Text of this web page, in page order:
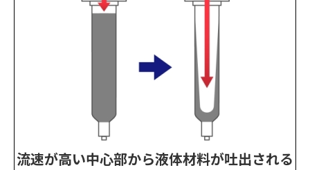
流速が高い中心部から液体材料が吐出される